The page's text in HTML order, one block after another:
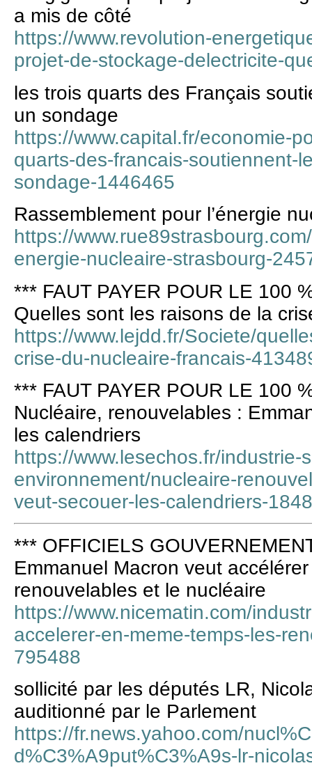
a mis de côté
https://www.revolution-
projet-de-stockage-delectricite-
les trois quarts des Français
un sondage
https://www.capital.fr/economie-
quarts-des-francais-soutiennent-
sondage-1446465
Rassemblement pour l’énergie
https://
energie-nucleaire-strasbourg-
*** FAUT PAYER POUR LE 100
Quelles sont les raisons de la
https://www.lejdd.fr/Societe/
crise-du-nucleaire-francais-
*** FAUT PAYER POUR LE 100
Nucléaire, renouvelables :
les calendriers
https://www.lesechos.fr/industrie-
environnement/nucleaire-
veut-secouer-les-calendriers-
*** OFFICIELS
Emmanuel Macron veut
renouvelables et le nucléaire
https://www.nicematin.com/
accelerer-en-meme-temps-les-
795488
sollicité par les députés LR,
auditionné par le Parlement
https://fr.news.yahoo.com/
d%C3%A9put%C3%A9s-lr-